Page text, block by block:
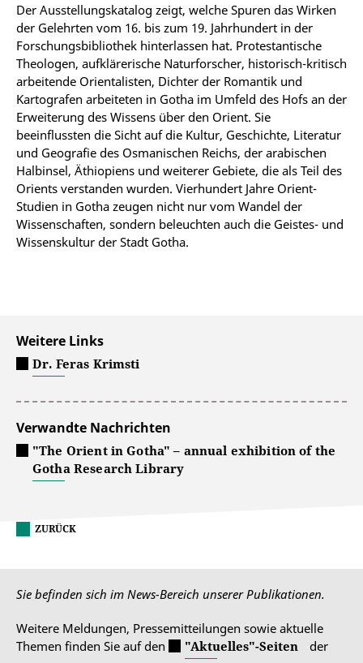
Der Ausstellungskatalog zeigt, welche Spuren das Wirken
der Gelehrten vom 16. bis zum 19. Jahrhundert in der
Forschungsbibliothek hinterlassen hat. Protestantische
Theologen, aufklärerische Naturforscher, historisch-kritisch
arbeitende Orientalisten, Dichter der Romantik und
Kartografen arbeiteten in Gotha im Umfeld des Hofs an der
Erweiterung des Wissens über den Orient. Sie
beeinflussten die Sicht auf die Kultur, Geschichte, Literatur
und Geografie des Osmanischen Reichs, der arabischen
Halbinsel, Äthiopiens und weiterer Gebiete, die als Teil des
Orients verstanden wurden. Vierhundert Jahre Orient-
Studien in Gotha zeugen nicht nur vom Wandel der
Wissenschaften, sondern beleuchten auch die Geistes- und
Wissenskultur der Stadt Gotha.
Weitere Links
Dr. Feras Krimsti
Verwandte Nachrichten
"The Orient in Gotha" – annual exhibition of the
Gotha Research Library
ZURÜCK
Sie befinden sich im News-Bereich unserer Publikationen.
Weitere Meldungen, Pressemitteilungen sowie aktuelle
Themen finden Sie auf den
"Aktuelles"-Seiten
der